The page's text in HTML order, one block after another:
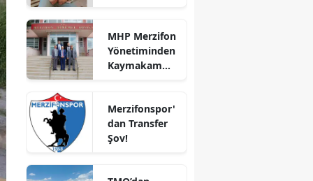
Bitlis
Bolu
Bursa
MHP Merzifon
Yönetiminden
Kaymakam
Ziyaret
Merzifonspor'
dan Transfer
Şov!